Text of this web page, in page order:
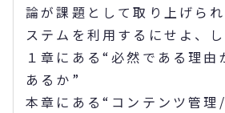
論が課題として取り上げら
ステムを利用するにせよ、し
１章にある“必然である理由
あるか”
本章にある“コンテンツ管理